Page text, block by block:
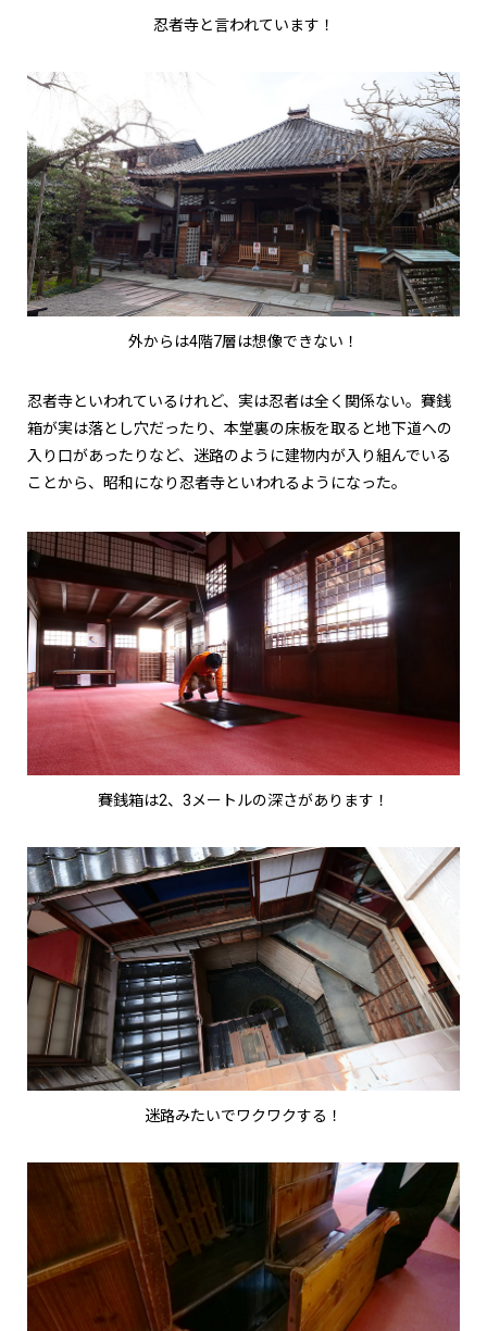
忍者寺と言われています！
外からは4階7層は想像できない！
忍者寺といわれているけれど、実は忍者は全く関係ない。賽銭
箱が実は落とし穴だったり、本堂裏の床板を取ると地下道への
入り口があったりなど、迷路のように建物内が入り組んでいる
ことから、昭和になり忍者寺といわれるようになった。
賽銭箱は2、3メートルの深さがあります！
迷路みたいでワクワクする！